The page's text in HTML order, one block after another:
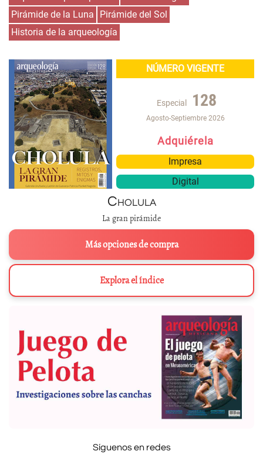
Pirámide de la Luna
Pirámide del Sol
Historia de la arqueología
NÚMERO VIGENTE
Especial 128
Agosto-Septiembre 2026
Adquiérela
Impresa
Digital
Cholula
La gran pirámide
Más opciones de compra
Explora el índice
Síguenos en redes